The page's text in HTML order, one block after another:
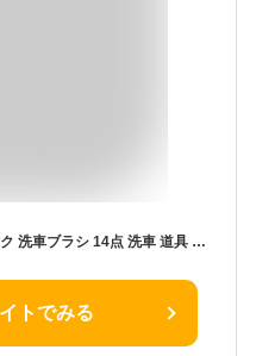
洗車 セット 初心者 洗車グッズ バイク 洗車ブラシ 14点 洗車 道具 スポンジ 自転車 車 洗車セット タオル グローブ タイヤブラシ ワックススポンジ 豚毛 5本 高級 洗車道具 洗車用品 乾拭き 水拭き 水切り 水滴 車 カー用品 隙間掃除 エアコン掃除
トでみる